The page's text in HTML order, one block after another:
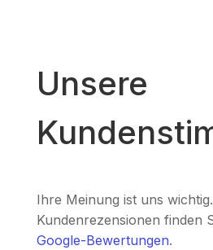
Unsere
Ihre Meinung ist uns
Kundenrezensionen finden
Google-Bewertungen.